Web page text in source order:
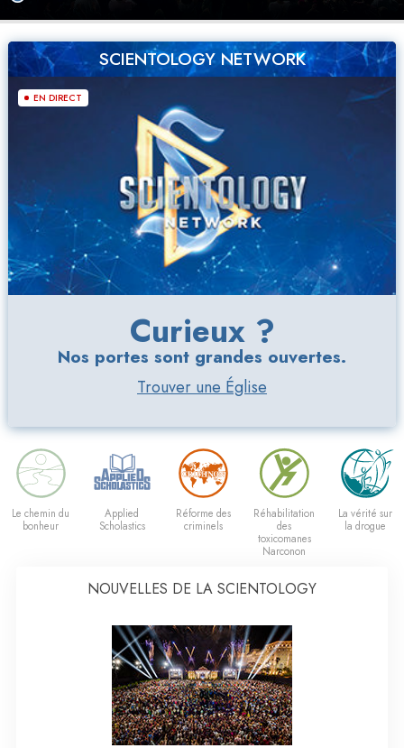
SCIENTOLOGY NETWORK
EN DIRECT
Curieux ?
Nos portes sont grandes ouvertes.
Trouver une Église
Le chemin du
bonheur
Applied
Scholastics
Réforme des
criminels
Réhabilitation
des
toxicomanes
Narconon
La vérité sur
la drogue
NOUVELLES DE LA SCIENTOLOGY